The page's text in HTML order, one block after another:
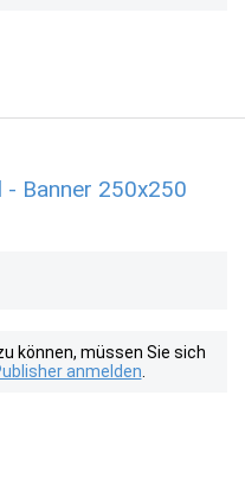
Banner 250x250
können, müssen Sie sich
anmelden